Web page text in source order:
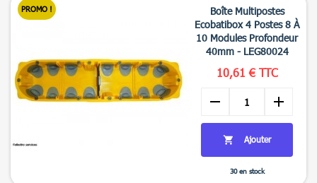
Boîte Multipostes
Ecobatibox 4 Postes 8 À
10 Modules Profondeur
40mm - LEG80024
10,61 € TTC
remove add
 Ajouter
30 en stock
PROMO !